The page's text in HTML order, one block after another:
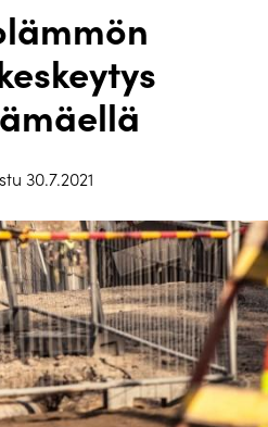
30.7.2021